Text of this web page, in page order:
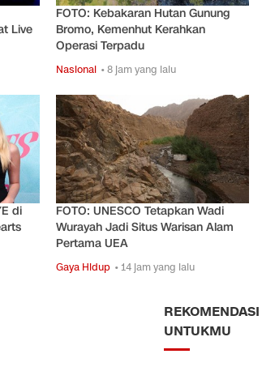
Live
FOTO: Kebakaran Hutan Gunung
Bromo, Kemenhut Kerahkan
Operasi Terpadu
Nasional • 8 jam yang lalu
di
FOTO: UNESCO Tetapkan Wadi
Wurayah Jadi Situs Warisan Alam
Pertama UEA
Gaya Hidup • 14 jam yang lalu
REKOMENDASI
UNTUKMU